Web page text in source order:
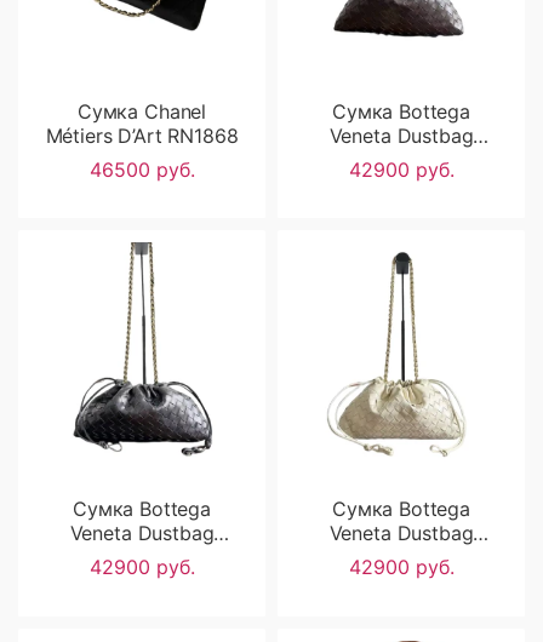
Сумка Chanel
Métiers D’Art RN1868
46500 руб.
Сумка Bottega
Veneta Dustbag
RN1581
42900 руб.
Сумка Bottega
Veneta Dustbag
RN1580
42900 руб.
Сумка Bottega
Veneta Dustbag
RN1579
42900 руб.